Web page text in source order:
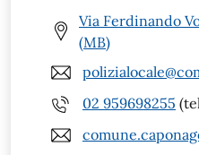
Via Ferdinando
(MB)
02 959698255